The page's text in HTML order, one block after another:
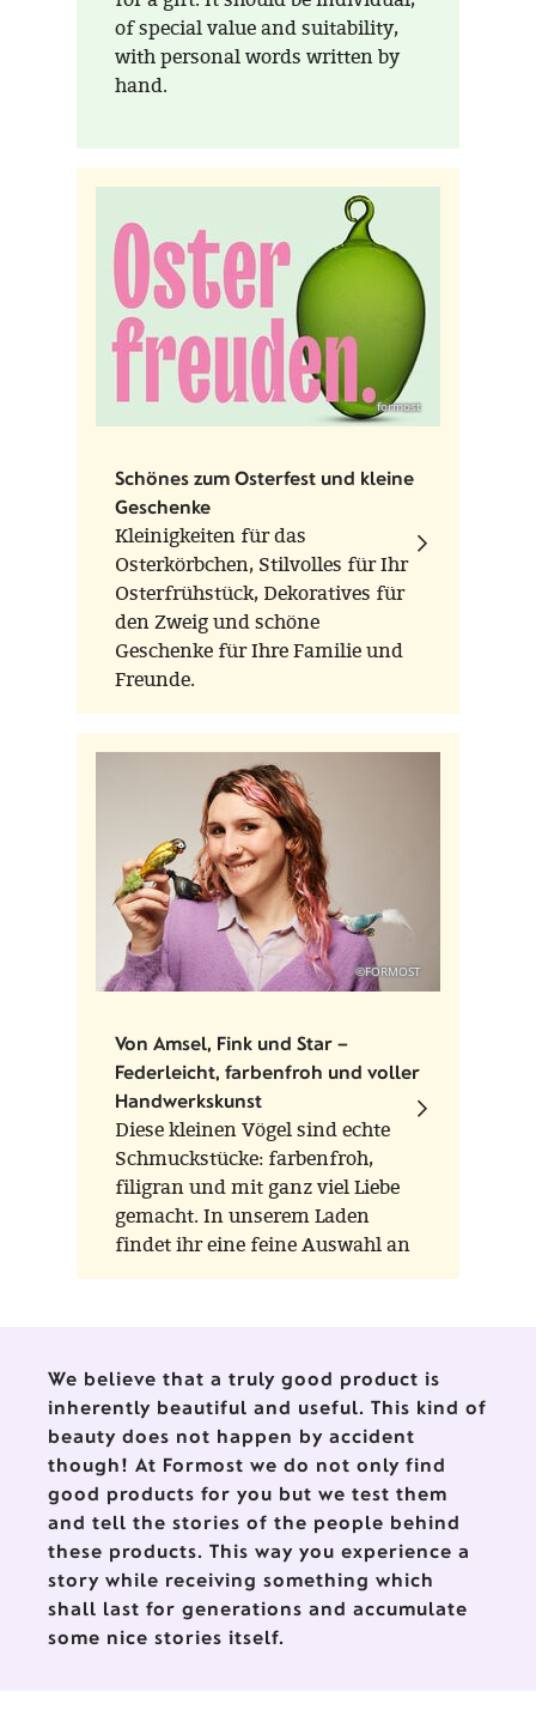
of special value and suitability,
with personal words written by
hand.
formost
Schönes zum Osterfest und kleine
Geschenke
Kleinigkeiten für das
Osterkörbchen, Stilvolles für Ihr
Osterfrühstück, Dekoratives für
den Zweig und schöne
Geschenke für Ihre Familie und
Freunde.
©FORMOST
Von Amsel, Fink und Star –
Federleicht, farbenfroh und voller
Handwerkskunst
Diese kleinen Vögel sind echte
Schmuckstücke: farbenfroh,
filigran und mit ganz viel Liebe
gemacht. In unserem Laden
findet ihr eine feine Auswahl an
Glasvögeln der Marken Scheler
Werkstätten, die für
traditionelles Handwerk und
liebevolle Detailarbeit stehen.
We believe that a truly good product is
inherently beautiful and useful. This kind of
beauty does not happen by accident
though! At Formost we do not only find
good products for you but we test them
and tell the stories of the people behind
these products. This way you experience a
story while receiving something which
shall last for generations and accumulate
some nice stories itself.